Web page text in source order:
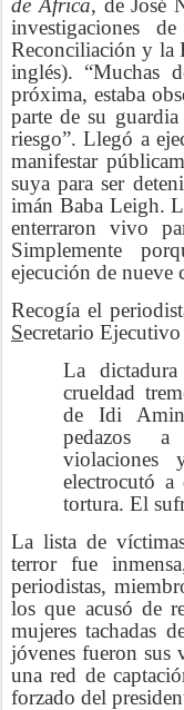
de África, de José
investigaciones
Reconciliación y la
inglés). “Muchas
próxima, estaba
parte de su
riesgo”. Llegó a
manifestar
suya para ser
imán Baba Leigh.
enterraron vivo
Simplemente
ejecución de nueve
Recogía el
Secretario
La
crueldad
de Idi
pedazos a
violaciones
electrocutó a
tortura. El
La lista de
terror fue
periodistas,
los que acusó de
mujeres tachadas
jóvenes fueron sus
una red de
forzado del